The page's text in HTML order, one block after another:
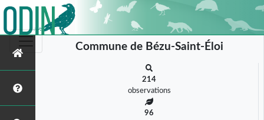
Commune de Bézu-Saint-Éloi
214
observations
96